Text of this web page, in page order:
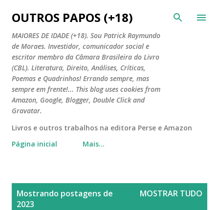
Pular para o conteúdo principal
OUTROS PAPOS (+18)
MAIORES DE IDADE (+18). Sou Patrick Raymundo
de Moraes. Investidor, comunicador social e
escritor membro da Câmara Brasileira do Livro
(CBL). Literatura, Direito, Análises, Críticas,
Poemas e Quadrinhos! Errando sempre, mas
sempre em frente!... This blog uses cookies from
Amazon, Google, Blogger, Double Click and
Gravatar.
Livros e outros trabalhos na editora Perse e Amazon
Página inicial
Mais…
Mostrando postagens de
2023
MOSTRAR TUDO